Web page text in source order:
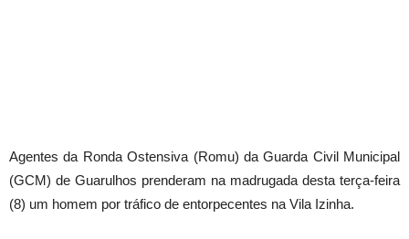
Agentes da Ronda Ostensiva (Romu) da Guarda Civil Municipal
(GCM) de Guarulhos prenderam na madrugada desta terça-feira
(8) um homem por tráfico de entorpecentes na Vila Izinha.